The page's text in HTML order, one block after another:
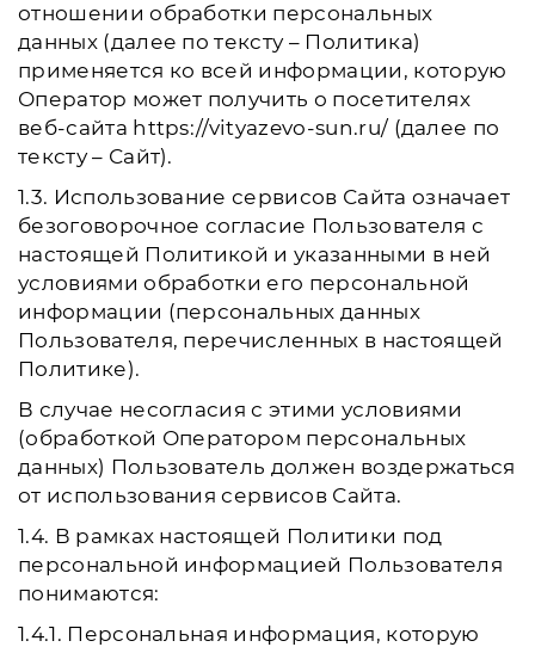
отношении обработки персональных
данных (далее по тексту – Политика)
применяется ко всей информации, которую
Оператор может получить о посетителях
веб-сайта https://vityazevo-sun.ru/ (далее по
тексту – Сайт).
1.3. Использование сервисов Сайта означает
безоговорочное согласие Пользователя с
настоящей Политикой и указанными в ней
условиями обработки его персональной
информации (персональных данных
Пользователя, перечисленных в настоящей
Политике).
В случае несогласия с этими условиями
(обработкой Оператором персональных
данных) Пользователь должен воздержаться
от использования сервисов Сайта.
1.4. В рамках настоящей Политики под
персональной информацией Пользователя
понимаются:
1.4.1. Персональная информация, которую